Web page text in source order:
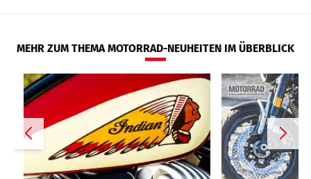
MEHR ZUM THEMA MOTORRAD-NEUHEITEN IM ÜBERBLICK